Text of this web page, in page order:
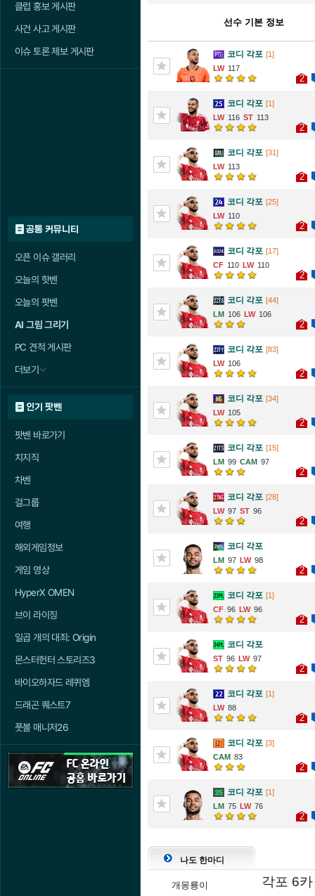
클럽 홍보 게시판
사건 사고 게시판
이슈 토론 제보 게시판
공통 커뮤니티
오픈 이슈 갤러리
오늘의 핫벤
오늘의 팟벤
AI 그림 그리기
PC 견적 게시판
더보기
인기 팟벤
팟벤 바로가기
치지직
차벤
걸그룹
여행
해외게임정보
게임 영상
HyperX OMEN
브이 라이징
일곱 개의 대죄: Origin
몬스터헌터 스토리즈3
바이오하자드 레퀴엠
드래곤 퀘스트7
풋볼 매니저26
선수 기본 정보
코디 각포 [1]
117
2
코디 각포 [1]
116
113
2
코디 각포 [31]
113
2
코디 각포 [25]
110
2
코디 각포 [17]
110
110
2
코디 각포 [44]
106
106
2
코디 각포 [83]
106
2
코디 각포 [34]
105
2
코디 각포 [15]
99
97
2
코디 각포 [28]
97
96
2
코디 각포
97 98
2
코디 각포 [1]
96
96
2
코디 각포
96 97
2
코디 각포 [1]
88
2
코디 각포 [3]
83
2
코디 각포 [1]
75
76
2
나도 한마디
개몽룡이 각포 6